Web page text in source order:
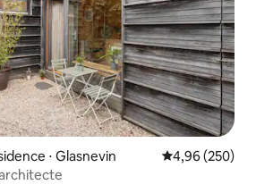
⋅ Glasnevin Évaluation
4,96 (250)